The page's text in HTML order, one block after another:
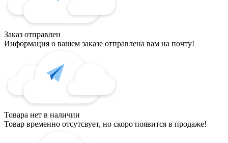
Заказ отправлен
Информация о вашем заказе отправлена вам на почту!
Товара нет в наличии
Товар временно отсутсвует, но скоро появится в продаже!